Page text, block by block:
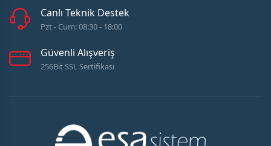
Canlı Teknik Destek
Pzt - Cum: 08:30 - 18:00
Güvenli Alışveriş
256Bit SSL Sertifikası